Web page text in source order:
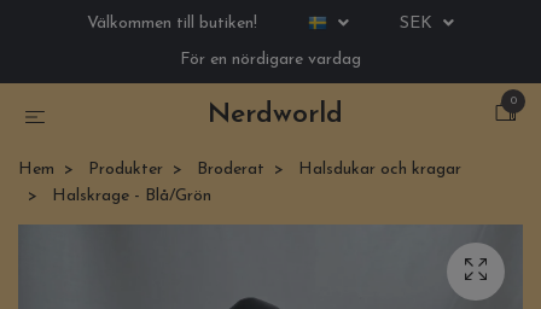
Välkommen till butiken!
SEK
För en nördigare vardag
Nerdworld
0
Hem Produkter Broderat
Halsdukar och kragar
Halskrage - Blå/Grön